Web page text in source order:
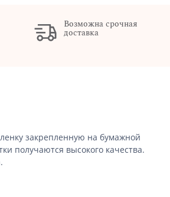
Возможна срочная
доставка
закрепленную на бумажной
получаются высокого качества.